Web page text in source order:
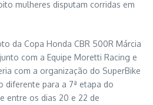
mulheres disputam corridas em
da Copa Honda CBR 500R Márcia
com a Equipe Moretti Racing e
com a organização do SuperBike
diferente para a 7ª etapa do
entre os dias 20 e 22 de